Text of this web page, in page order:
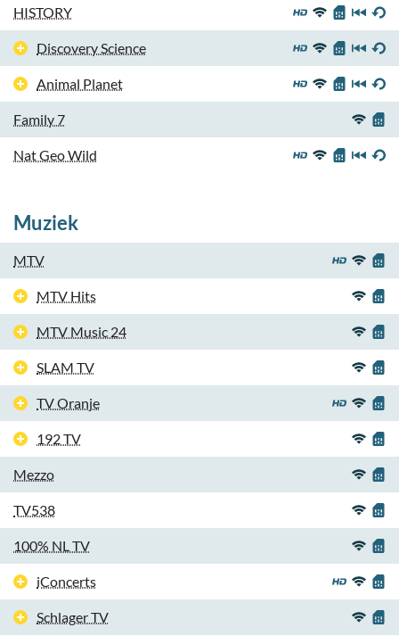
HISTORY
Discovery Science
Animal Planet
Family 7
Nat Geo Wild
Muziek
MTV
MTV Hits
MTV Music 24
SLAM TV
TV Oranje
192 TV
Mezzo
TV538
100% NL TV
iConcerts
Schlager TV